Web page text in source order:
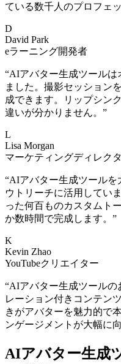
ている数千人のプロフェ
D
David Park
eラーニング開発者
“AIアバター生成ツール
ました。撮影セッション
成できます。リップシン
違いが分かりません。 ”
L
Lisa Morgan
マーケティングディレク
“AIアバター生成ツールを
ウトリーチに活用してい
った何百ものカスタムト
か数時間で完成します。 ”
K
Kevin Zhao
YouTubeクリエイター
“AIアバター生成ツールの
レーション付きコンテン
きがアバターを魅力的で
ンゲージメントが大幅に
AIアバター生成